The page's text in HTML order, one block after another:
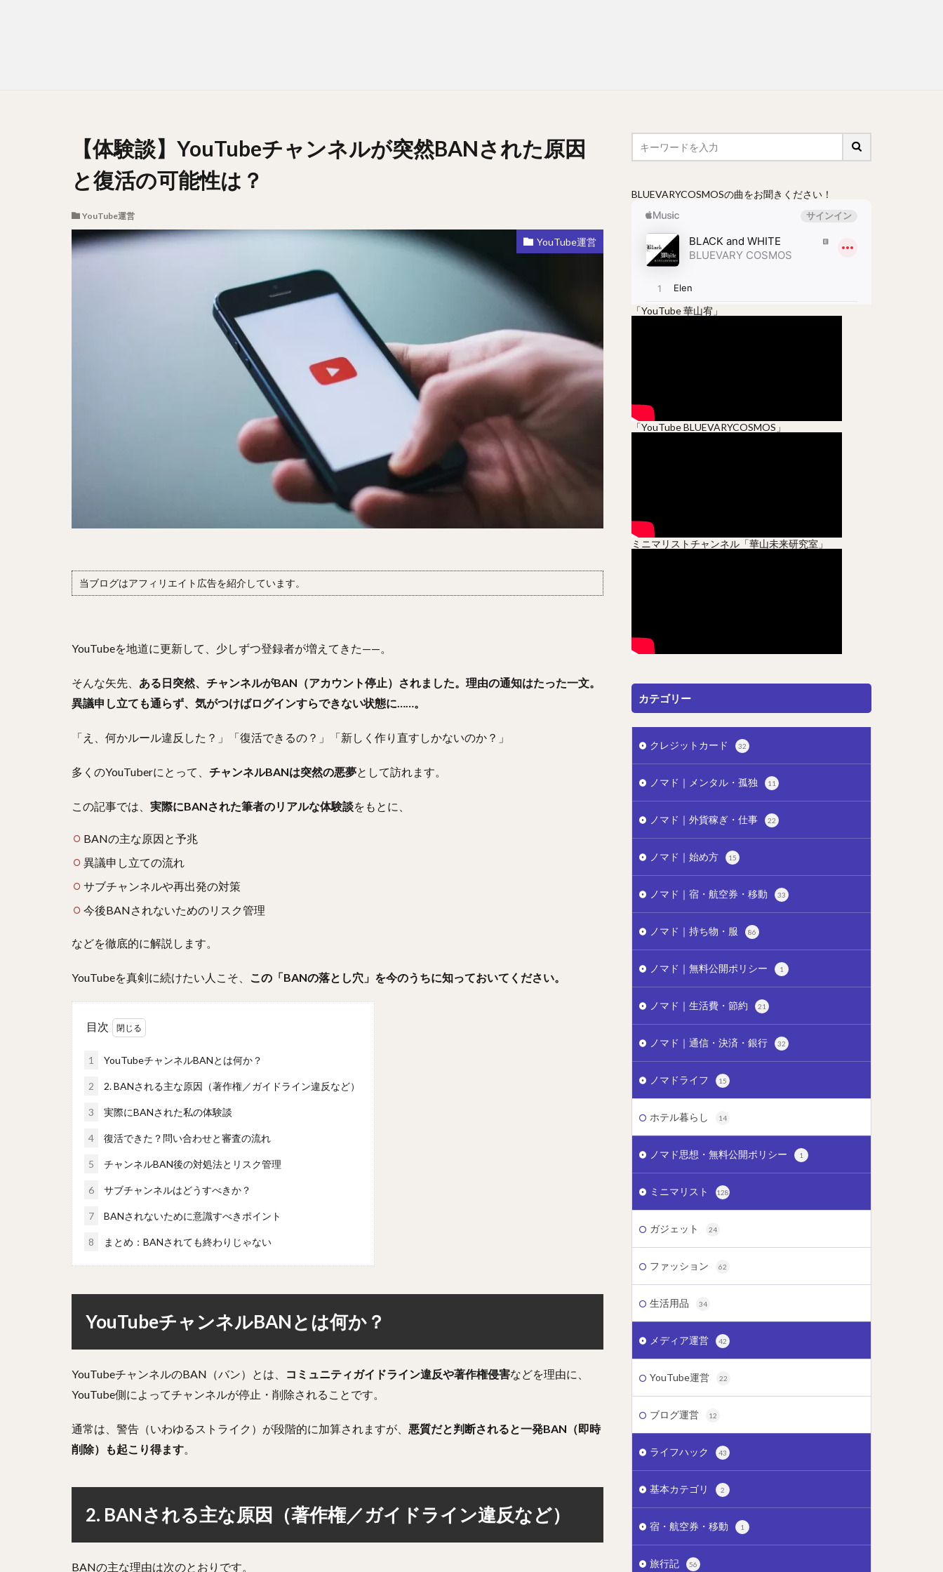
【体験談】YouTubeチャンネルが突然BANされた原因
と復活の可能性は？
YouTube運営
YouTube運営
当ブログはアフィリエイト広告を紹介しています。
YouTubeを地道に更新して、少しずつ登録者が増えてきた——。
そんな矢先、 ある日突然、チャンネルがBAN（アカウント停止）されました。理由の通知はたった一文。
異議申し立ても通らず、気がつけばログインすらできない状態に……。
「え、何かルール違反した？」「復活できるの？」「新しく作り直すしかないのか？」
多くのYouTuberにとって、 チャンネルBANは突然の悪夢として訪れます。
この記事では、 実際にBANされた筆者のリアルな体験談をもとに、
BANの主な原因と予兆
異議申し立ての流れ
サブチャンネルや再出発の対策
今後BANされないためのリスク管理
などを徹底的に解説します。
YouTubeを真剣に続けたい人こそ、 この「BANの落とし穴」を今のうちに知っておいてください。
目次
1 YouTubeチャンネルBANとは何か？
2 2. BANされる主な原因（著作権／ガイドライン違反など）
3 実際にBANされた私の体験談
4 復活できた？問い合わせと審査の流れ
5 チャンネルBAN後の対処法とリスク管理
6 サブチャンネルはどうすべきか？
7 BANされないために意識すべきポイント
8 まとめ：BANされても終わりじゃない
YouTubeチャンネルBANとは何か？
YouTubeチャンネルのBAN（バン）とは、 コミュニティガイドライン違反や著作権侵害などを理由に、
YouTube側によってチャンネルが停止・削除されることです。
通常は、警告（いわゆるストライク）が段階的に加算されますが、 悪質だと判断されると一発BAN（即時
削除）も起こり得ます。
2. BANされる主な原因（著作権／ガイドライン違反など）
BANの主な理由は次のとおりです。
BLUEVARYCOSMOSの曲をお聞きください！
「YouTube 華山宥」
「YouTube BLUEVARYCOSMOS」
ミニマリストチャンネル「華山未来研究室」
カテゴリー
クレジットカード 32
ノマド｜メンタル・孤独 11
ノマド｜外貨稼ぎ・仕事 22
ノマド｜始め方 15
ノマド｜宿・航空券・移動 33
ノマド｜持ち物・服 86
ノマド｜無料公開ポリシー 1
ノマド｜生活費・節約 21
ノマド｜通信・決済・銀行 32
ノマドライフ 15
ホテル暮らし 14
ノマド思想・無料公開ポリシー 1
ミニマリスト 128
ガジェット 24
ファッション 62
生活用品 34
メディア運営 42
YouTube運営 22
ブログ運営 12
ライフハック 43
基本カテゴリ 2
宿・航空券・移動 1
旅行記 56